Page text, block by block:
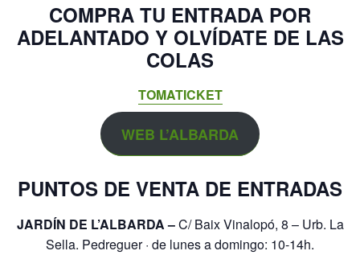
COMPRA TU ENTRADA POR
ADELANTADO Y OLVÍDATE DE LAS
COLAS
TOMATICKET
WEB L’ALBARDA
PUNTOS DE VENTA DE ENTRADAS
JARDÍN DE L’ALBARDA –C/ Baix Vinalopó, 8 – Urb. La
Sella. Pedreguer · de lunes a domingo: 10-14h.